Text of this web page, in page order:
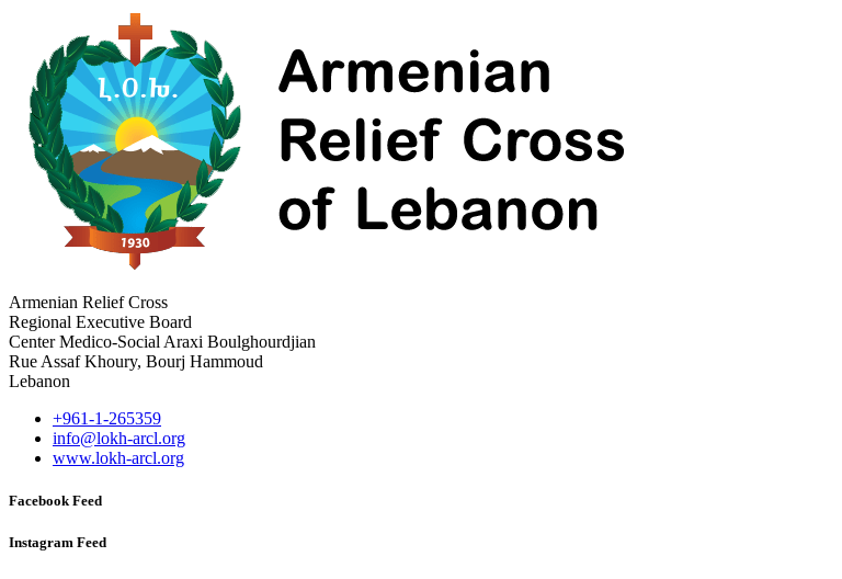
Armenian Relief Cross
Regional Executive Board
Center Medico-Social Araxi Boulghourdjian
Rue Assaf Khoury, Bourj Hammoud
Lebanon
+961-1-265359
info@lokh-arcl.org
www.lokh-arcl.org
Facebook Feed
Instagram Feed